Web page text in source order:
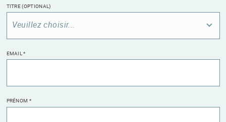
TITRE(OPTIONAL)
Veuillez choisir...
EMAIL*
PRÉNOM *